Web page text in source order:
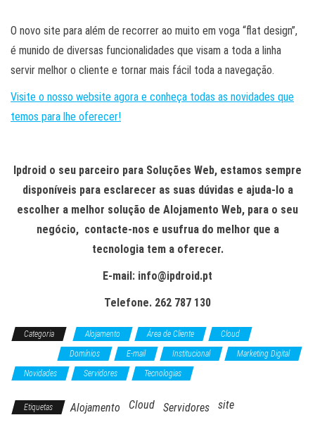
O novo site para além de recorrer ao muito em voga “flat design”,
é munido de diversas funcionalidades que visam a toda a linha
servir melhor o cliente e tornar mais fácil toda a navegação.
Visite o nosso website agora e conheça todas as novidades que
temos para lhe oferecer!
Ipdroid o seu parceiro para Soluções Web, estamos sempre
disponíveis para esclarecer as suas dúvidas e ajuda-lo a
escolher a melhor solução de Alojamento Web, para o seu
negócio, contacte-nos e usufrua do melhor que a
tecnologia tem a oferecer.
E-mail: info@ipdroid.pt
Telefone. 262 787 130
Categoria Alojamento Área de Cliente
Cloud
Domínios E-mail Institucional
Marketing Digital
Novidades
Servidores Tecnologias
Etiquetas Alojamento Cloud Servidores site